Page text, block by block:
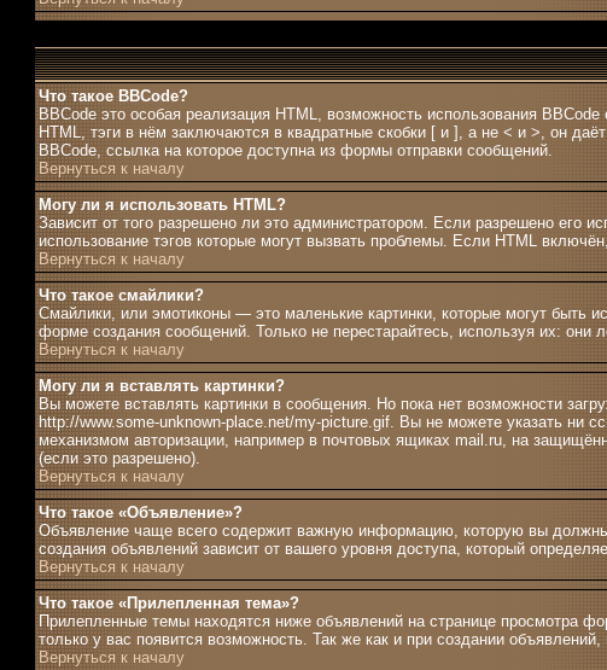
Что такое BBCode?
BBCode это особая реализация HTML, возможность использования
HTML, тэги в нём заключаются в квадратные скобки [ и ], а не < и >, он
BBCode, ссылка на которое доступна из формы отправки сообщений.
Вернуться к началу
Могу ли я использовать HTML?
Зависит от того разрешено ли это администратором. Если разрешено его
использование тэгов которые могут вызвать проблемы. Если HTML
Вернуться к началу
Что такое смайлики?
Смайлики, или эмотиконы — это маленькие картинки, которые могут быть
форме создания сообщений. Только не перестарайтесь, используя их:
Вернуться к началу
Могу ли я вставлять картинки?
Вы можете вставлять картинки в сообщения. Но пока нет возможности
http://www.some-unknown-place.net/my-picture.gif. Вы не можете указать ни
механизмом авторизации, например в почтовых ящиках mail.ru, на
(если это разрешено).
Вернуться к началу
Что такое «Объявление»?
Объявление чаще всего содержит важную информацию, которую вы
создания объявлений зависит от вашего уровня доступа, который
Вернуться к началу
Что такое «Прилепленная тема»?
Прилепленные темы находятся ниже объявлений на странице просмотра
только у вас появится возможность. Так же как и при создании
Вернуться к началу